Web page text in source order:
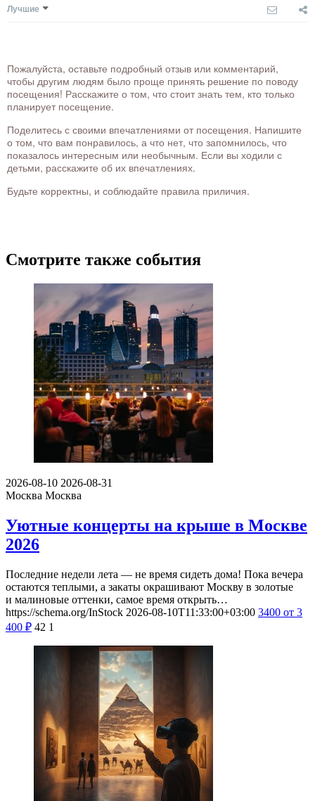
Лучшие
Пожалуйста, оставьте подробный отзыв или комментарий,
чтобы другим людям было проще принять решение по поводу
посещения! Расскажите о том, что стоит знать тем, кто только
планирует посещение.
Поделитесь с своими впечатлениями от посещения. Напишите
о том, что вам понравилось, а что нет, что запомнилось, что
показалось интересным или необычным. Если вы ходили с
детьми, расскажите об их впечатлениях.
Будьте корректны, и соблюдайте правила приличия.
Смотрите также события
2026-08-10 2026-08-31
Москва Москва
Уютные концерты на крыше в Москве
2026
Последние недели лета — не время сидеть дома! Пока вечера
остаются теплыми, а закаты окрашивают Москву в золотые
и малиновые оттенки, самое время открыть…
https://schema.org/InStock 2026-08-10T11:33:00+03:00 3400 от 3
400 ₽ 42 1